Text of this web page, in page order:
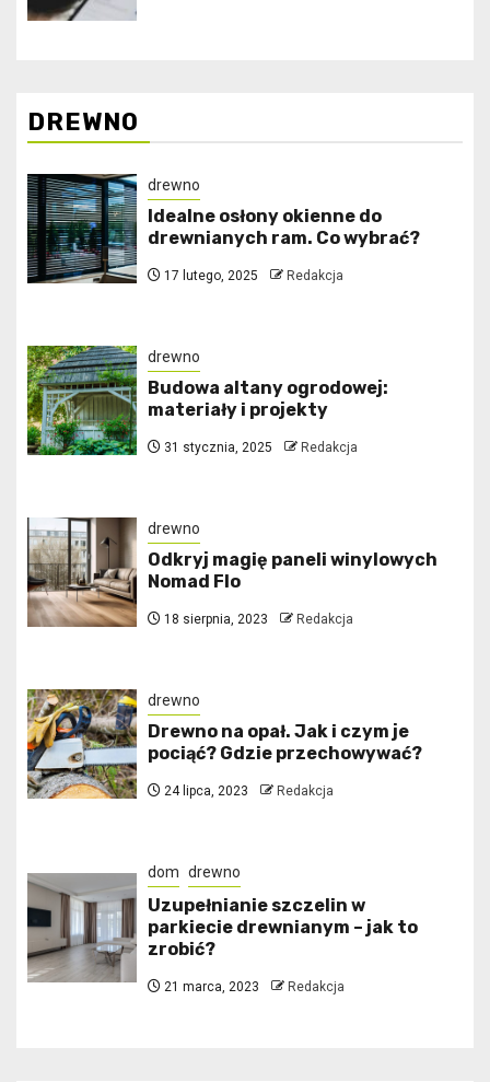
DREWNO
drewno
Idealne osłony okienne do
drewnianych ram. Co wybrać?
17 lutego, 2025 Redakcja
drewno
Budowa altany ogrodowej:
materiały i projekty
31 stycznia, 2025 Redakcja
drewno
Odkryj magię paneli winylowych
Nomad Flo
18 sierpnia, 2023 Redakcja
drewno
Drewno na opał. Jak i czym je
pociąć? Gdzie przechowywać?
24 lipca, 2023 Redakcja
dom drewno
Uzupełnianie szczelin w
parkiecie drewnianym – jak to
zrobić?
21 marca, 2023 Redakcja